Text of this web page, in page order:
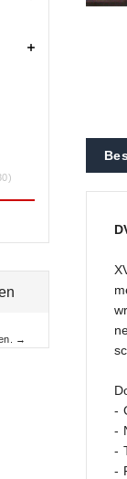
-
-
-
-
→